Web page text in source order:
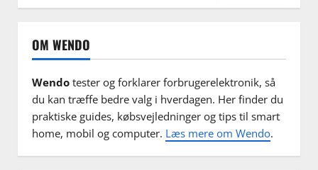
OM WENDO
Wendo tester og forklarer forbrugerelektronik, så
du kan træffe bedre valg i hverdagen. Her finder du
praktiske guides, købsvejledninger og tips til smart
home, mobil og computer. Læs mere om Wendo.